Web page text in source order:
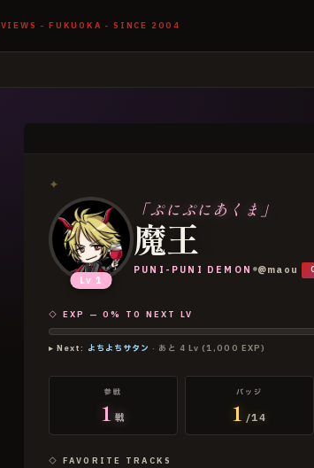
VIEWS - FUKUOKA - SINCE 2004
✦
Lv 1
「ぷにぷにあくま 」
魔王
PUNI-PUNI DEMON ●@maou
◇ EXP — 0% TO NEXT LV
▸ Next: よちよちサタン · あと 4 Lv (1,000 EXP)
参戦
1 戦
バッジ
1 /14
◇ FAVORITE TRACKS